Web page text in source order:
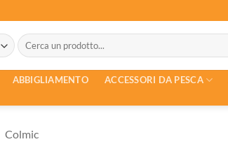
Cerca:
ABBIGLIAMENTO ACCESSORI DA PESCA
Colmic